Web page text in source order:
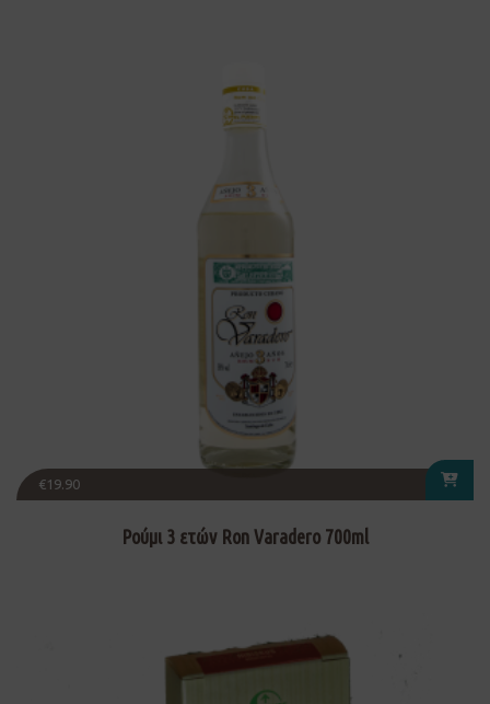
€19.90
Ρούμι 3 ετών Ron Varadero 700ml